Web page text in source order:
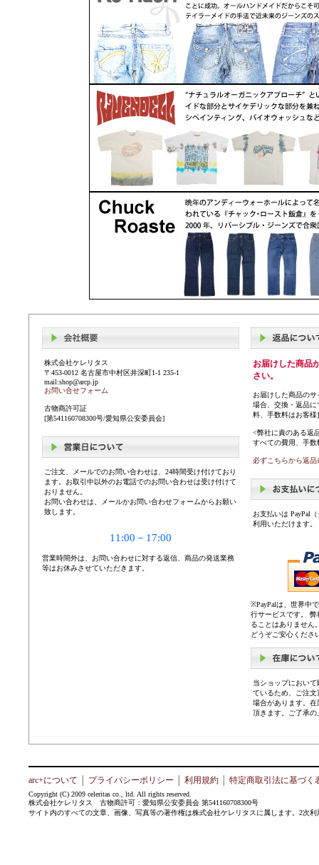
株式会社ケレリタス
〒453-0012 名古屋市中村区井深町1-1 235-1
mail:shop@arcp.jp
お問い合せフォーム
古物商許可証
[第541160708300号/愛知県公安委員会]
ご注文、メールでのお問い合わせは、24時間受け付けており
ます。お取引中以外のお電話でのお問い合わせは受け付けて
おりません。
お問い合わせは、メールかお問い合わせフォームからお願い
致します。
11:00－17:00
営業時間外は、お問い合わせに対する返信、商品の発送業務
等はお休みさせていただきます。
お届けした商品
さい。
お届けした商品の
場合、交換・返品
料、手数料はお客
<弊社に責のある返
すべての費用、手
必ずこちらから返
お支払いは PayPal
利用いただけます。
※PayPalは、世界中
行サービスです。
ることはありません
どうぞご安心くださ
当ショップにおい
ているため、ご注
場合があります。
頂きます。ご了承
arc+について プライバシーポリシー 利用規約 特定商取引法に基づく
Copyright (C) 2009 celeritas co., ltd. All rights reserved.
株式会社ケレリタス 古物商許可：愛知県公安委員会 第541160708300号
サイト内のすべての文章、画像、写真等の著作権は株式会社ケレリタスに属します。2次